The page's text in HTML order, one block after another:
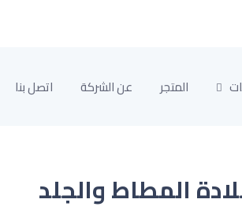
المتجر عن الشركة اتصل بنا